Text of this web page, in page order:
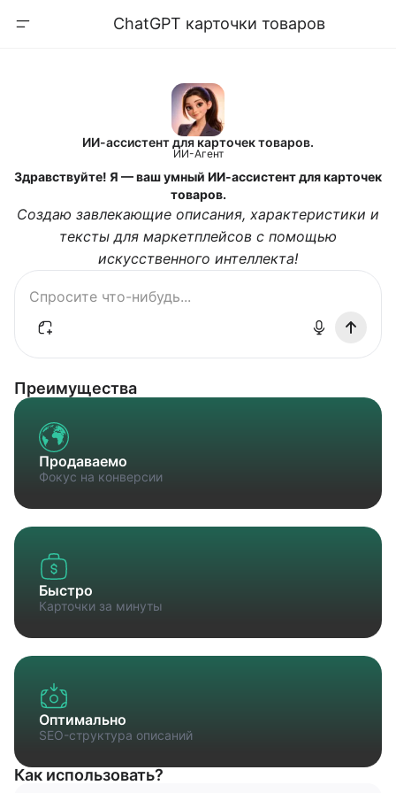
ChatGPT карточки товаров
ИИ-ассистент для карточек товаров.
ИИ-Агент
Здравствуйте! Я — ваш умный ИИ-ассистент для карточек
товаров.
Создаю завлекающие описания, характеристики и
тексты для маркетплейсов с помощью
искусственного интеллекта!
Преимущества
Продаваемо
Фокус на конверсии
Быстро
Карточки за минуты
Оптимально
SEO-структура описаний
Как использовать?